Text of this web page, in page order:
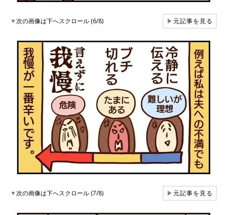
▼次の画像は下へスクロール (6/8) ▶元記事を見る
▼次の画像は下へスクロール (7/8) ▶元記事を見る